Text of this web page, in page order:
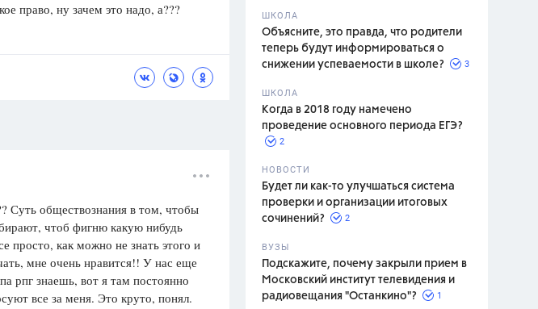
М.М.,Габриелян О.С.,
ШКОЛА
Объясните, это правда, что родители
теперь будут информироваться о
снижении успеваемости в школе?
3
ШКОЛА
Когда в 2018 году намечено
проведение основного периода ЕГЭ?
2
НОВОСТИ
Будет ли как-то улучшаться система
проверки и организации итоговых
сочинений?
2
ВУЗЫ
Подскажите, почему закрыли прием в
Московский институт телевидения и
радиовещания "Останкино"?
1
право, ну зачем это надо, а???
Суть обществознания в том, чтобы
чтоб фигню какую нибудь
просто, как можно не знать этого и
мне очень нравится!! У нас еще
рпг знаешь, вот я там постоянно
все за меня. Это круто, понял.